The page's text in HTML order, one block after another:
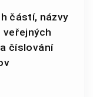
částí, názvy
veřejných
číslování